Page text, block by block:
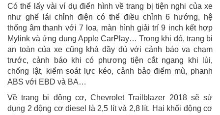
Có thể lấy vài ví dụ điển hình về trang bị tiện nghi của xe
như ghế lái chỉnh điện có thể điều chỉnh 6 hướng, hệ
thống âm thanh với 7 loa, màn hình giải trí 9 inch kết hợp
Mylink và ứng dụng Apple CarPlay… Trong khi đó, trang bị
an toàn của xe cũng khá đầy đủ với cảnh báo va chạm
trước, cảnh báo khi có phương tiện cắt ngang khi lùi,
chống lật, kiểm soát lực kéo, cảnh bảo điểm mù, phanh
ABS với EBD và BA…
Về trang bị động cơ, Chevrolet Trailblazer 2018 sẽ sử
dụng 2 động cơ diesel là 2,5 lít và 2,8 lít. Hai khối động cơ